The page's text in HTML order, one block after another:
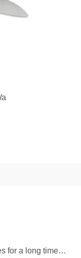
for a long time…